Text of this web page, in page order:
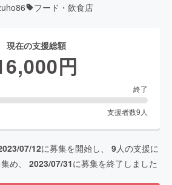
フード・飲食店
現在の支援総額
円
終了
支援者数9 人
07/12に募集を開始し、 9人の支援に
め、 2023/07/31に募集を終了しました